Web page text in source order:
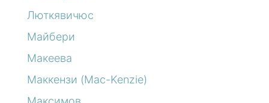
Люткявичюс
Майбери
Макеева
Маккензи (Mac-Kenzie)